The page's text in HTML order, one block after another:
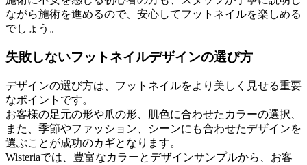
ながら施術を進めるので、安心してフットネイルを楽しめる
でしょう。
失敗しないフットネイルデザインの選び方
デザインの選び方は、フットネイルをより美しく見せる重要
なポイントです。
お客様の足元の形や爪の形、肌色に合わせたカラーの選択、
また、季節やファッション、シーンにも合わせたデザインを
選ぶことが成功のカギとなります。
Wisteriaでは、豊富なカラーとデザインサンプルから、お客